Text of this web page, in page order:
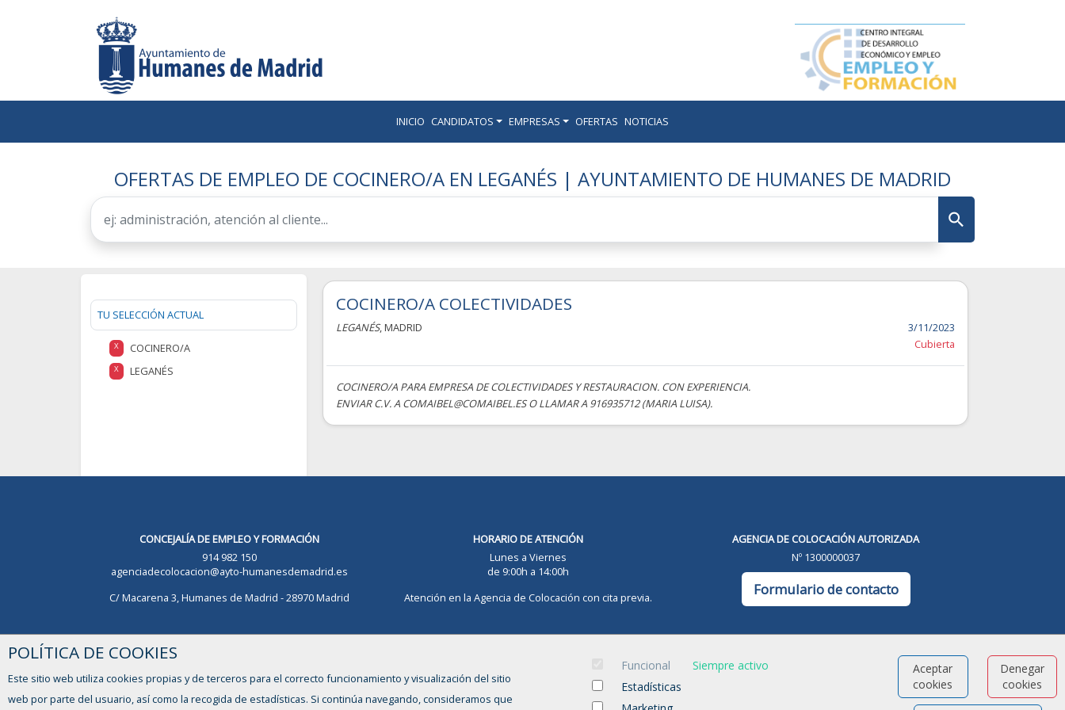
INICIO CANDIDATOS EMPRESAS OFERTAS NOTICIAS
OFERTAS DE EMPLEO DE COCINERO/A EN LEGANÉS | AYUNTAMIENTO DE HUMANES DE MADRID
TU SELECCIÓN ACTUAL
X COCINERO/A
X LEGANÉS
COCINERO/A COLECTIVIDADES
LEGANÉS, MADRID
3/11/2023
Cubierta
COCINERO/A PARA EMPRESA DE COLECTIVIDADES Y RESTAURACION. CON EXPERIENCIA.
ENVIAR C.V. A COMAIBEL@COMAIBEL.ES O LLAMAR A 916935712 (MARIA LUISA).
CONCEJALÍA DE EMPLEO Y FORMACIÓN
914 982 150
agenciadecolocacion@ayto-humanesdemadrid.es
C/ Macarena 3, Humanes de Madrid - 28970 Madrid
HORARIO DE ATENCIÓN
Lunes a Viernes
de 9:00h a 14:00h
Atención en la Agencia de Colocación con cita previa.
AGENCIA DE COLOCACIÓN AUTORIZADA
Nº 1300000037
Formulario de contacto
INICIO OFERTAS NOTICIAS
POLÍTICA DE COOKIES
Este sitio web utiliza cookies propias y de terceros para el correcto funcionamiento y visualización del sitio
web por parte del usuario, así como la recogida de estadísticas. Si continúa navegando, consideramos que
Funcional
Siempre activo
Estadísticas
Aceptar
cookies
Denegar
cookies